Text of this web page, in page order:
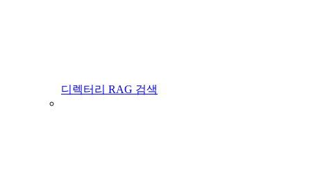
디렉터리 RAG 검색